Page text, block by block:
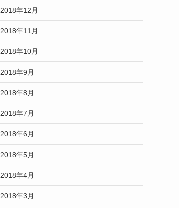
2018年12月
2018年11月
2018年10月
2018年9月
2018年8月
2018年7月
2018年6月
2018年5月
2018年4月
2018年3月